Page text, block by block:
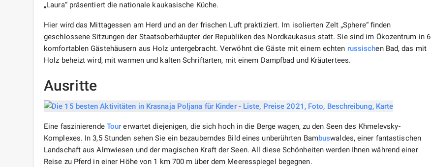
„Laura“ präsentiert die nationale kaukasische Küche.
Hier wird das Mittagessen am Herd und an der frischen Luft praktiziert. Im isolierten Zelt „Sphere“ finden
geschlossene Sitzungen der Staatsoberhäupter der Republiken des Nordkaukasus statt. Sie sind im Ökozentrum in 6
komfortablen Gästehäusern aus Holz untergebracht. Verwöhnt die Gäste mit einem echten russischen Bad, das mit
Holz beheizt wird, mit warmen und kalten Schriftarten, mit einem Dampfbad und Kräutertees.
Ausritte
Eine faszinierende Tour erwartet diejenigen, die sich hoch in die Berge wagen, zu den Seen des Khmelevsky-
Komplexes. In 3,5 Stunden sehen Sie ein bezauberndes Bild eines unberührten Bambuswaldes, einer fantastischen
Landschaft aus Almwiesen und der magischen Kraft der Seen. All diese Schönheiten werden Ihnen während einer
Reise zu Pferd in einer Höhe von 1 km 700 m über dem Meeresspiegel begegnen.